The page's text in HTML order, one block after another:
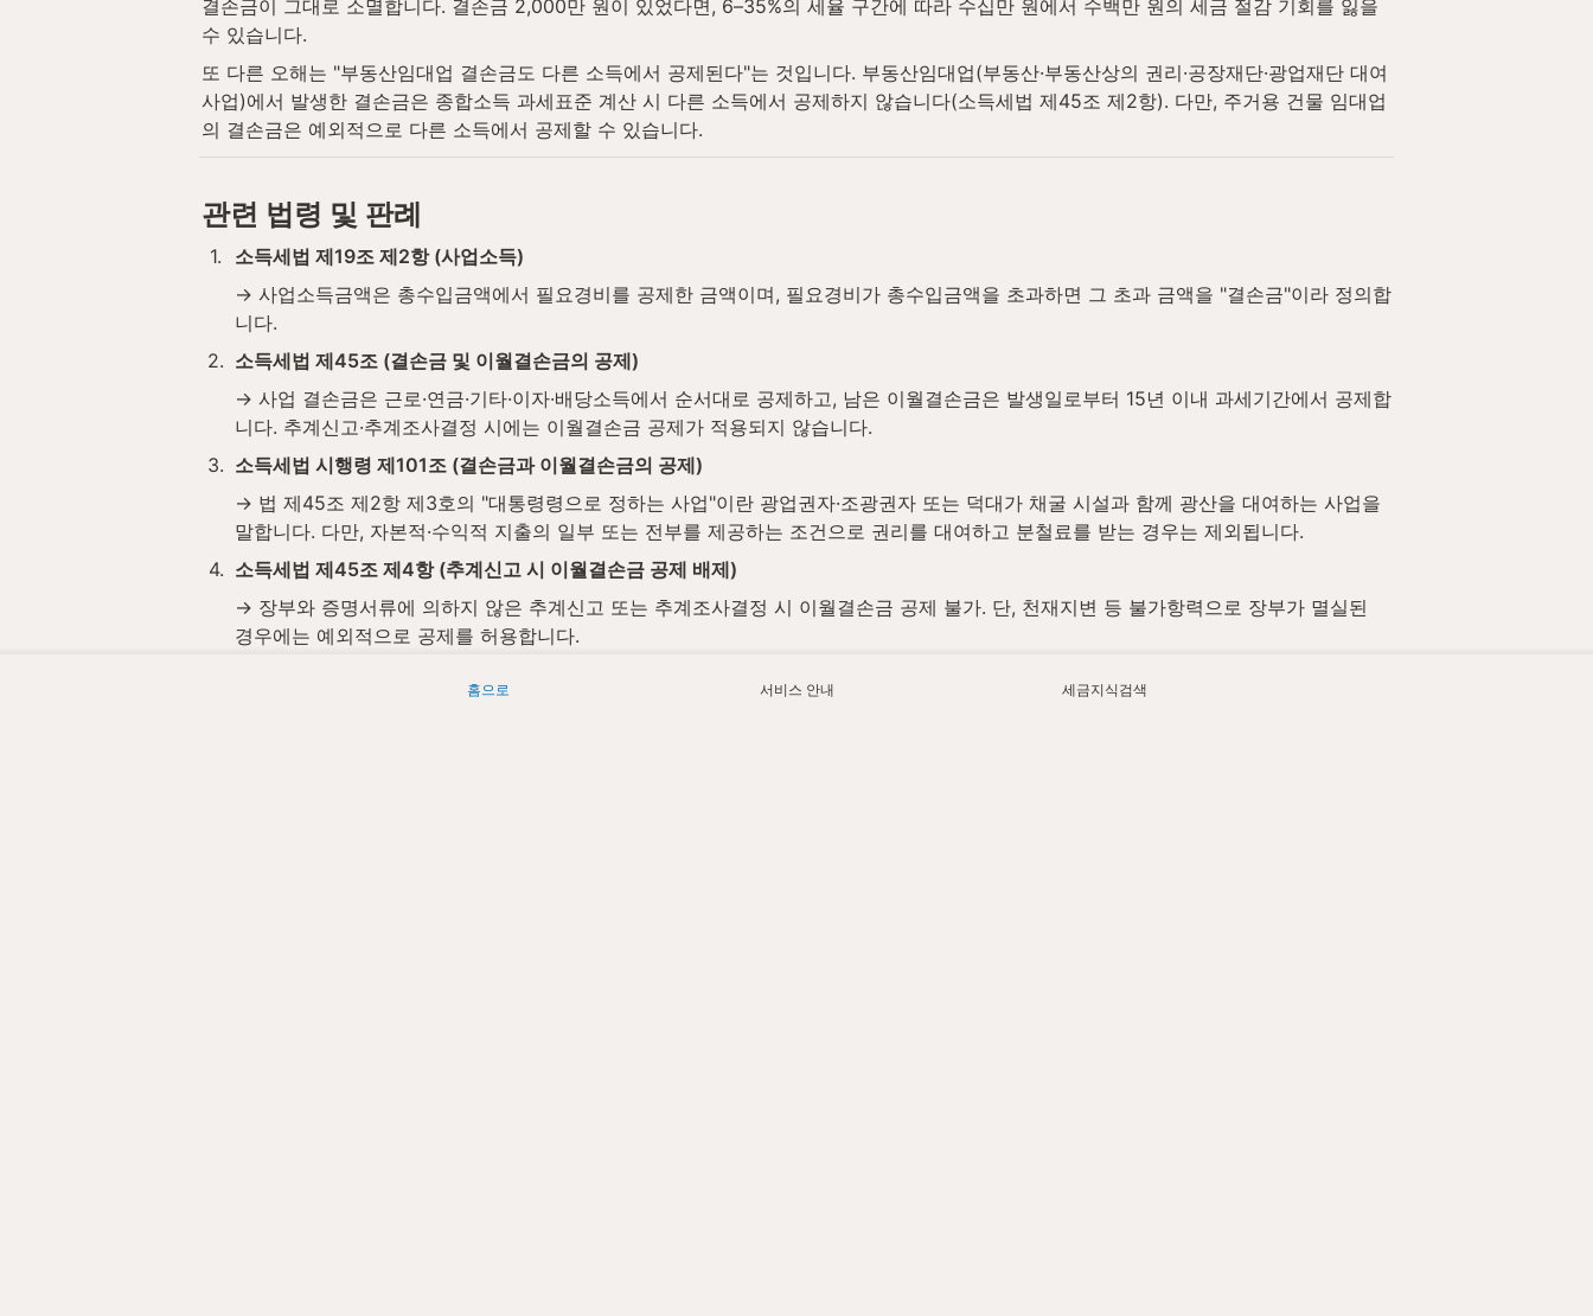
결손금이 그대로 소멸합니다. 결손금 2,000만 원이 있었다면, 6–35%의 세율 구간에 따라 수십만 원에서 수백만 원의 세금 절감 기회를 잃을
수 있습니다.
또 다른 오해는 "부동산임대업 결손금도 다른 소득에서 공제된다"는 것입니다. 부동산임대업(부동산·부동산상의 권리·공장재단·광업재단 대여
사업)에서 발생한 결손금은 종합소득 과세표준 계산 시 다른 소득에서 공제하지 않습니다(소득세법 제45조 제2항). 다만, 주거용 건물 임대업
의 결손금은 예외적으로 다른 소득에서 공제할 수 있습니다.
관련 법령 및 판례
1.
소득세법 제19조 제2항 (사업소득)
→ 사업소득금액은 총수입금액에서 필요경비를 공제한 금액이며, 필요경비가 총수입금액을 초과하면 그 초과 금액을 "결손금"이라 정의합
니다.
2. 소득세법 제45조 (결손금 및 이월결손금의 공제)
→ 사업 결손금은 근로·연금·기타·이자·배당소득에서 순서대로 공제하고, 남은 이월결손금은 발생일로부터 15년 이내 과세기간에서 공제합
니다. 추계신고·추계조사결정 시에는 이월결손금 공제가 적용되지 않습니다.
3. 소득세법 시행령 제101조 (결손금과 이월결손금의 공제)
→ 법 제45조 제2항 제3호의 "대통령령으로 정하는 사업"이란 광업권자·조광권자 또는 덕대가 채굴 시설과 함께 광산을 대여하는 사업을
말합니다. 다만, 자본적·수익적 지출의 일부 또는 전부를 제공하는 조건으로 권리를 대여하고 분철료를 받는 경우는 제외됩니다.
4. 소득세법 제45조 제4항 (추계신고 시 이월결손금 공제 배제)
→ 장부와 증명서류에 의하지 않은 추계신고 또는 추계조사결정 시 이월결손금 공제 불가. 단, 천재지변 등 불가항력으로 장부가 멸실된
경우에는 예외적으로 공제를 허용합니다.
홈으로 서비스 안내 세금지식검색